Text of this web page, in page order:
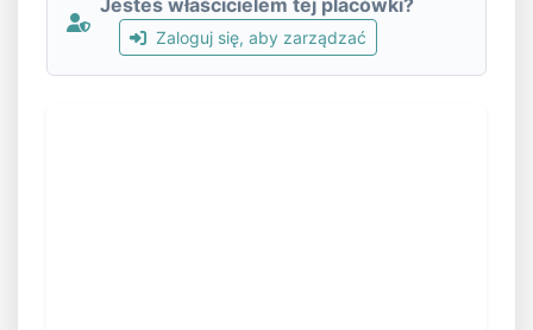
Zaloguj się, aby zarządzać